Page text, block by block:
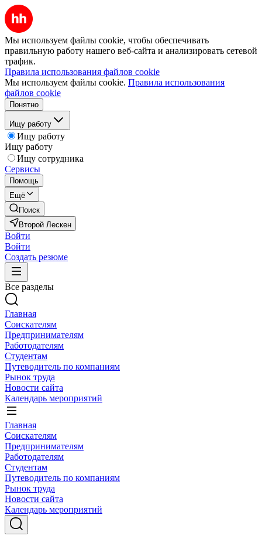
Мы используем файлы cookie, чтобы обеспечивать
правильную работу нашего веб-сайта и анализировать сетевой
трафик.
Правила использования файлов cookie
Мы используем файлы cookie. Правила использования
файлов cookie
Понятно
Ищу работу
Ищу работу
Ищу работу
Ищу сотрудника
Сервисы
Помощь
Ещё
Поиск
Второй Лескен
Войти
Войти
Создать резюме
Все разделы
Главная
Соискателям
Предпринимателям
Работодателям
Студентам
Путеводитель по компаниям
Рынок труда
Новости сайта
Календарь мероприятий
Главная
Соискателям
Предпринимателям
Работодателям
Студентам
Путеводитель по компаниям
Рынок труда
Новости сайта
Календарь мероприятий